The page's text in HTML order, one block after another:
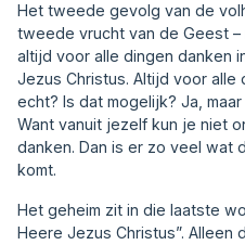
Het tweede gevolg van de
tweede vrucht van de Geest
altijd voor alle dingen danken
Jezus Christus. Altijd voor alle
echt? Is dat mogelijk? Ja,
Want vanuit jezelf kun je niet
danken. Dan is er zo veel wat
komt.
Het geheim zit in die laatste
Heere Jezus Christus”. Alleen